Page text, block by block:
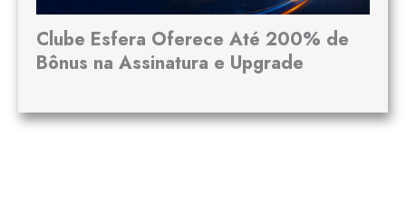
Clube Esfera Oferece Até 200% de
Bônus na Assinatura e Upgrade